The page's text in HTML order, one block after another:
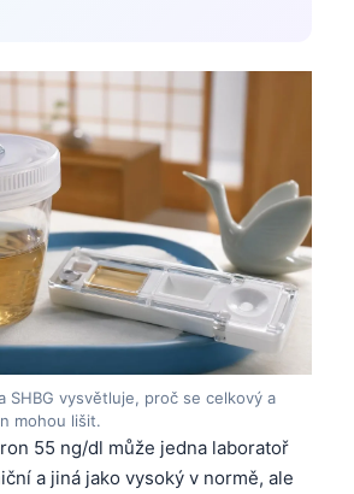
SHBG vysvětluje, proč se celkový a
mohou lišit.
55 ng/dl může jedna laboratoř
a jiná jako vysoký v normě, ale